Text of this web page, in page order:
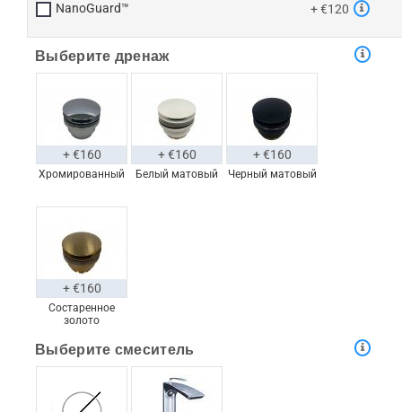
NanoGuard™ + €120
Выберите дренаж
Хромированный
+ €160
Белый матовый
+ €160
Черный матовый
+ €160
Состаренное
золото
+ €160
Выберите смеситель